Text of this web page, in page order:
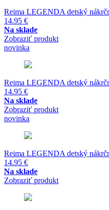
Reima LEGENDA detský
14.95 €
Na sklade
Zobraziť produkt
novinka
Reima LEGENDA detský
14.95 €
Na sklade
Zobraziť produkt
novinka
Reima LEGENDA detský
14.95 €
Na sklade
Zobraziť produkt